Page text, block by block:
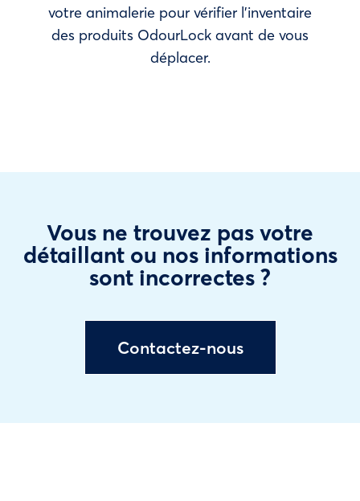
votre animalerie pour vérifier l’inventaire
des produits OdourLock avant de vous
déplacer.
Vous ne trouvez pas votre
détaillant ou nos informations
sont incorrectes ?
Contactez-nous